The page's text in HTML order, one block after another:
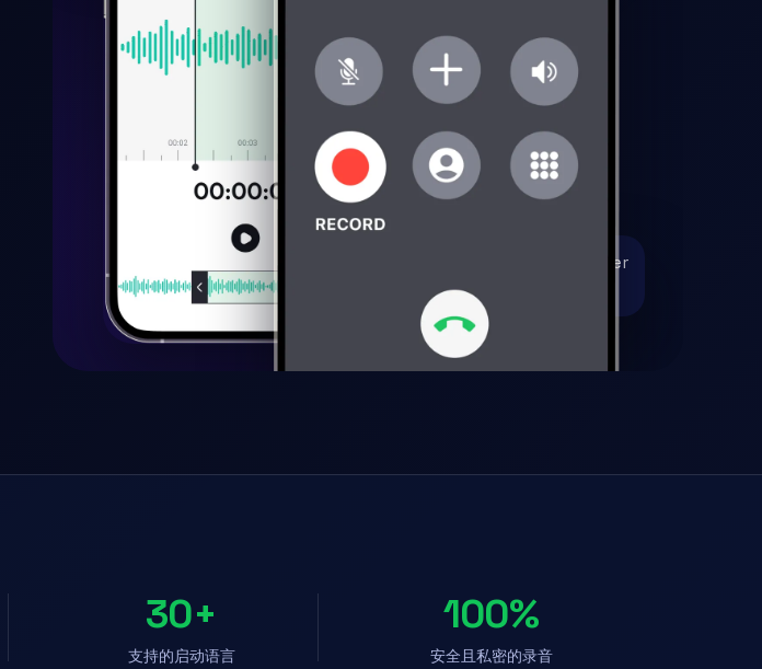
30+
支持的启动语言
100%
安全且私密的录音